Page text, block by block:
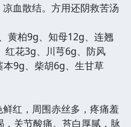
血散结。方用还阴救苦汤
柏9g、知母12g、连翘
红花3g、川芎6g、防风
9g、柴胡6g、生甘草
红，周围赤丝多，疼痛羞
关节酸痛。苔白厚腻，脉